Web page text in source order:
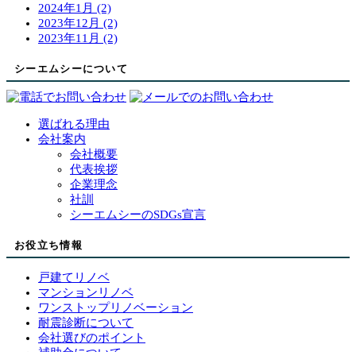
2024年1月 (2)
2023年12月 (2)
2023年11月 (2)
シーエムシーについて
選ばれる理由
会社案内
会社概要
代表挨拶
企業理念
社訓
シーエムシーのSDGs宣言
お役立ち情報
戸建てリノベ
マンションリノベ
ワンストップリノベーション
耐震診断について
会社選びのポイント